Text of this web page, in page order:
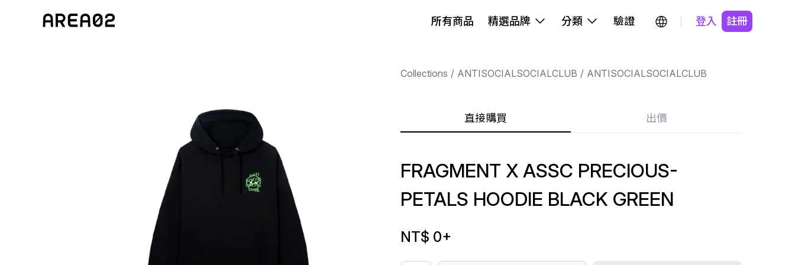
所有商品 精選品牌 分類 驗證 登入 註冊
Collections ANTISOCIALSOCIALCLUB ANTISOCIALSOCIALCLUB
直接購買 出價
FRAGMENT X ASSC PRECIOUS-
PETALS HOODIE BLACK GREEN
NT$ 0+